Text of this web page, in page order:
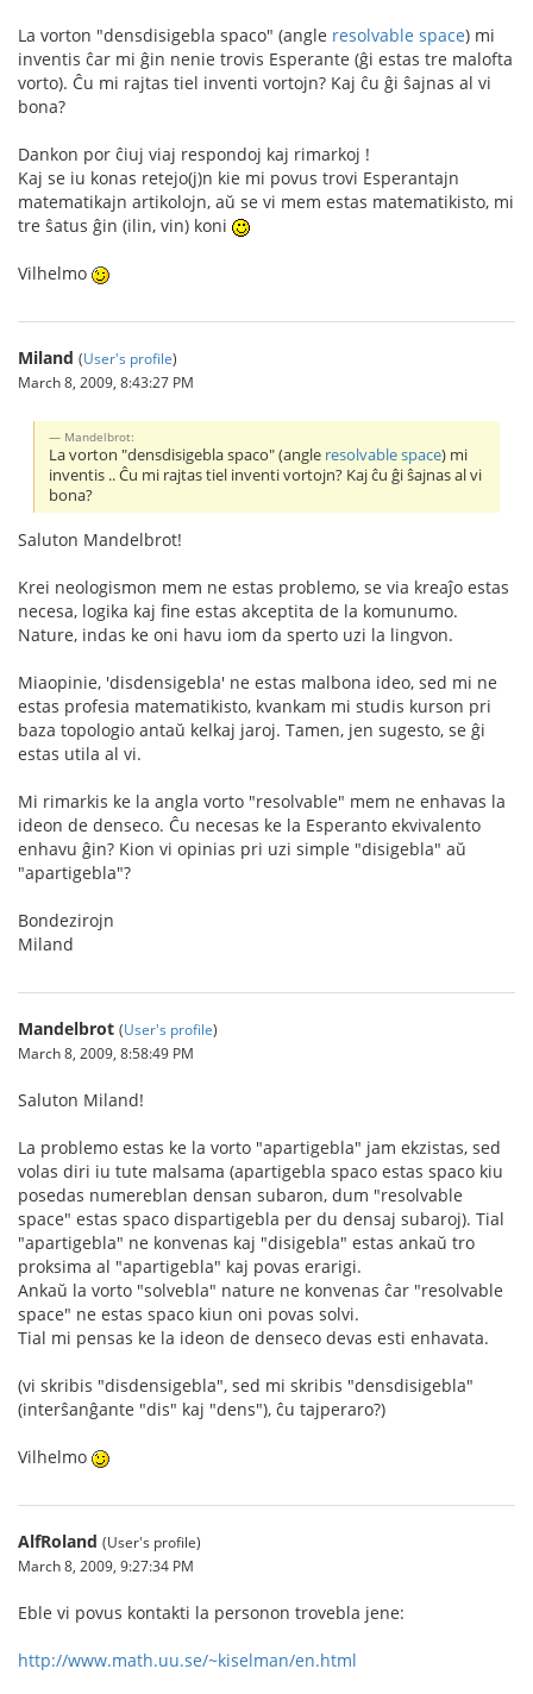
La vorton "densdisigebla spaco" (angle resolvable space) mi
inventis ĉar mi ĝin nenie trovis Esperante (ĝi estas tre malofta
vorto). Ĉu mi rajtas tiel inventi vortojn? Kaj ĉu ĝi ŝajnas al vi
bona?
Dankon por ĉiuj viaj respondoj kaj rimarkoj !
Kaj se iu konas retejo(j)n kie mi povus trovi Esperantajn
matematikajn artikolojn, aŭ se vi mem estas matematikisto, mi
tre ŝatus ĝin (ilin, vin) koni
Vilhelmo
Miland (User's profile)
March 8, 2009, 8:43:27 PM
Mandelbrot:
La vorton "densdisigebla spaco" (angle resolvable space) mi
inventis .. Ĉu mi rajtas tiel inventi vortojn? Kaj ĉu ĝi ŝajnas al vi
bona?
Saluton Mandelbrot!
Krei neologismon mem ne estas problemo, se via kreaĵo estas
necesa, logika kaj fine estas akceptita de la komunumo.
Nature, indas ke oni havu iom da sperto uzi la lingvon.
Miaopinie, 'disdensigebla' ne estas malbona ideo, sed mi ne
estas profesia matematikisto, kvankam mi studis kurson pri
baza topologio antaŭ kelkaj jaroj. Tamen, jen sugesto, se ĝi
estas utila al vi.
Mi rimarkis ke la angla vorto "resolvable" mem ne enhavas la
ideon de denseco. Ĉu necesas ke la Esperanto ekvivalento
enhavu ĝin? Kion vi opinias pri uzi simple "disigebla" aŭ
"apartigebla"?
Bondezirojn
Miland
Mandelbrot (User's profile)
March 8, 2009, 8:58:49 PM
Saluton Miland!
La problemo estas ke la vorto "apartigebla" jam ekzistas, sed
volas diri iu tute malsama (apartigebla spaco estas spaco kiu
posedas numereblan densan subaron, dum "resolvable
space" estas spaco dispartigebla per du densaj subaroj). Tial
"apartigebla" ne konvenas kaj "disigebla" estas ankaŭ tro
proksima al "apartigebla" kaj povas erarigi.
Ankaŭ la vorto "solvebla" nature ne konvenas ĉar "resolvable
space" ne estas spaco kiun oni povas solvi.
Tial mi pensas ke la ideon de denseco devas esti enhavata.
(vi skribis "disdensigebla", sed mi skribis "densdisigebla"
(interŝanĝante "dis" kaj "dens"), ĉu tajperaro?)
Vilhelmo
AlfRoland (User's profile)
March 8, 2009, 9:27:34 PM
Eble vi povus kontakti la personon trovebla jene:
http://www.math.uu.se/~kiselman/en.html